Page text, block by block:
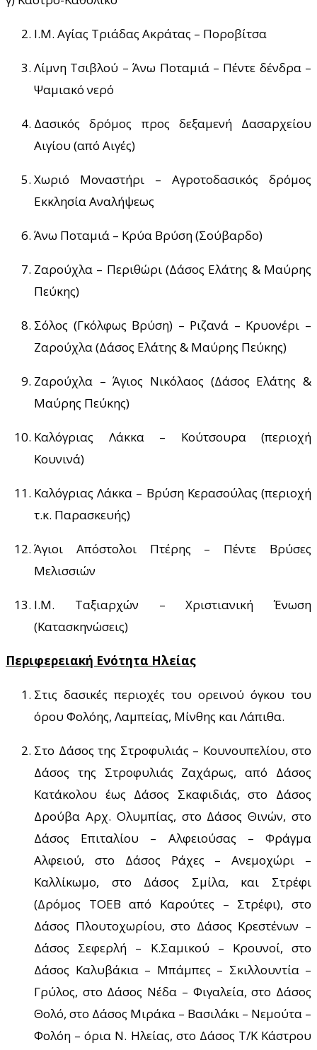
Ι.Μ. Αγίας Τριάδας Ακράτας – Ποροβίτσα
Λίμνη Τσιβλού – Άνω Ποταμιά – Πέντε δένδρα –
Ψαμιακό νερό
Δασικός δρόμος προς δεξαμενή Δασαρχείου
Αιγίου (από Αιγές)
Χωριό Μοναστήρι – Αγροτοδασικός δρόμος
Εκκλησία Αναλήψεως
Άνω Ποταμιά – Κρύα Βρύση (Σούβαρδο)
Ζαρούχλα – Περιθώρι (Δάσος Ελάτης & Μαύρης
Πεύκης)
Σόλος (Γκόλφως Βρύση) – Ριζανά – Κρυονέρι –
Ζαρούχλα (Δάσος Ελάτης & Μαύρης Πεύκης)
Ζαρούχλα – Άγιος Νικόλαος (Δάσος Ελάτης &
Μαύρης Πεύκης)
Καλόγριας Λάκκα – Κούτσουρα (περιοχή
Κουνινά)
Καλόγριας Λάκκα – Βρύση Κερασούλας (περιοχή
τ.κ. Παρασκευής)
Άγιοι Απόστολοι Πτέρης – Πέντε Βρύσες
Μελισσιών
Ι.Μ. Ταξιαρχών – Χριστιανική Ένωση
(Κατασκηνώσεις)
Περιφερειακή Ενότητα Ηλείας
Στις δασικές περιοχές του ορεινού όγκου του
όρου Φολόης, Λαμπείας, Μίνθης και Λάπιθα.
Στο Δάσος της Στροφυλιάς – Κουνουπελίου, στο
Δάσος της Στροφυλιάς Ζαχάρως, από Δάσος
Κατάκολου έως Δάσος Σκαφιδιάς, στο Δάσος
Δρούβα Αρχ. Ολυμπίας, στο Δάσος Θινών, στο
Δάσος Επιταλίου – Αλφειούσας – Φράγμα
Αλφειού, στο Δάσος Ράχες – Ανεμοχώρι –
Καλλίκωμο, στο Δάσος Σμίλα, και Στρέφι
(Δρόμος ΤΟΕΒ από Καρούτες – Στρέφι), στο
Δάσος Πλουτοχωρίου, στο Δάσος Κρεστένων –
Δάσος Σεφερλή – Κ.Σαμικού – Κρουνοί, στο
Δάσος Καλυβάκια – Μπάμπες – Σκιλλουντία –
Γρύλος, στο Δάσος Νέδα – Φιγαλεία, στο Δάσος
Θολό, στο Δάσος Μιράκα – Βασιλάκι – Νεμούτα –
Φολόη – όρια Ν. Ηλείας, στο Δάσος Τ/Κ Κάστρου